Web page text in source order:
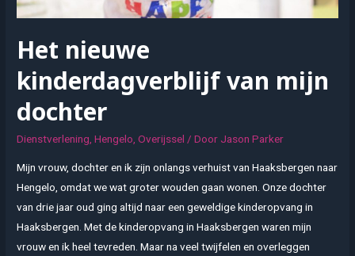
Het nieuwe
kinderdagverblijf van mijn
dochter
Dienstverlening ,Hengelo ,Overijssel / Door Jason Parker
Mijn vrouw, dochter en ik zijn onlangs verhuist van Haaksbergen naar
Hengelo, omdat we wat groter wouden gaan wonen. Onze dochter
van drie jaar oud ging altijd naar een geweldige kinderopvang in
Haaksbergen. Met de kinderopvang in Haaksbergen waren mijn
vrouw en ik heel tevreden. Maar na veel twijfelen en overleggen